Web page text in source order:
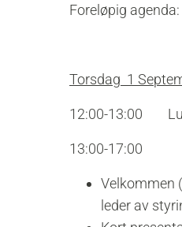
Foreløpig agenda:
Torsdag 1
12:00-13:00
13:00-17:00
Velkommen
leder av